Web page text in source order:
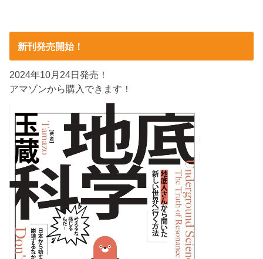
新刊発売開始！
2024年10月24日発売！
アマゾンから購入できます！